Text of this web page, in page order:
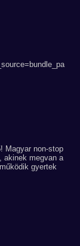
Magyar non-stop
akinek megvan a
gyertek